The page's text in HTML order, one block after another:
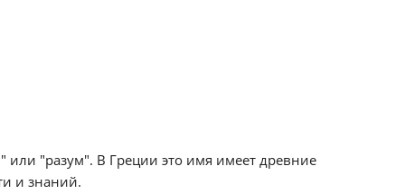
или "разум". В Греции это имя имеет древние
и знаний.